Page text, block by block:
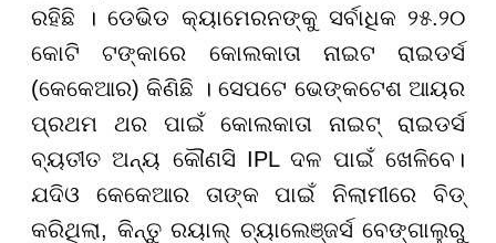
ରହିଛି । ଡେଭିଡ କ୍ୟାମେରନଙ୍କୁ ସର୍ବାଧିକ ୨୫.୨୦
କୋଟି ଟଙ୍କାରେ କୋଲକାତା ନାଇଟ ରାଇଡର୍ସ
(କେକେଆର) କିଣିଛି । ସେପଟେ ଭେଙ୍କଟେଶ ଆୟର
ପ୍ରଥମ ଥର ପାଇଁ କୋଲକାତା ନାଇଟ୍ ରାଇଡର୍ସ
ବ୍ୟତୀତ ଅନ୍ୟ କୌଣସି IPL ଦଳ ପାଇଁ ଖେଳିବେ।
ଯଦିଓ କେକେଆର ତାଙ୍କ ପାଇଁ ନିଲାମୀରେ ବିଡ୍
କରିଥିଲା, କିନ୍ତୁ ରୟାଲ୍ ଚ୍ୟାଲେଞ୍ଜର୍ସ ବେଙ୍ଗାଲୁରୁ